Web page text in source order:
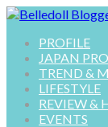
PROFILE
JAPAN
TREND &
LIFESTYLE
REVIEW &
EVENTS